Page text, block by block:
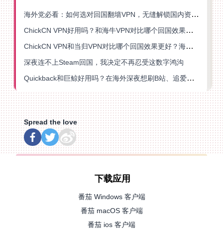
海外党必看：如何选对回国翻墙VPN，无缝解锁国内资源？
ChickCN VPN好用吗？和海牛VPN对比哪个回国效果更好？
ChickCN VPN和当归VPN对比哪个回国效果更好？海外党亲测后选了它
深夜连不上Steam回国，我决定不再忍受这数字鸿沟
Quickback和巨鲸好用吗？在海外深夜想刷B站、追爱奇艺的你，或许正需要这份答案
Spread the love
下载应用
番茄 Windows 客户端
番茄 macOS 客户端
番茄 ios 客户端